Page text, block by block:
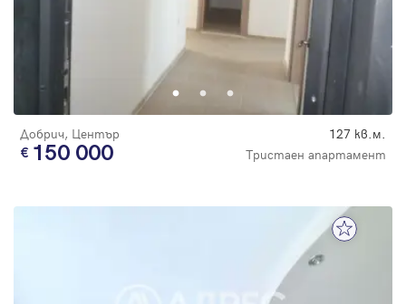
Добрич, Център 127 кв.м.
150 000 Тристаен апартамент